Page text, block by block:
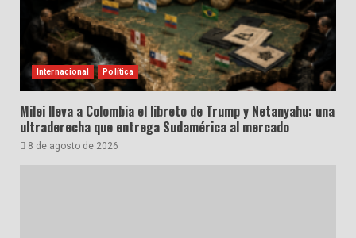
Internacional Política
Milei lleva a Colombia el libreto de Trump y Netanyahu: una
ultraderecha que entrega Sudamérica al mercado
8 de agosto de 2026